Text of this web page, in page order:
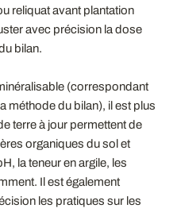
reliquat avant plantation
avec précision la dose
bilan.
(correspondant
méthode du bilan), il est plus
terre à jour permettent de
organiques du sol et
la teneur en argile, les
Il est également
les pratiques sur les